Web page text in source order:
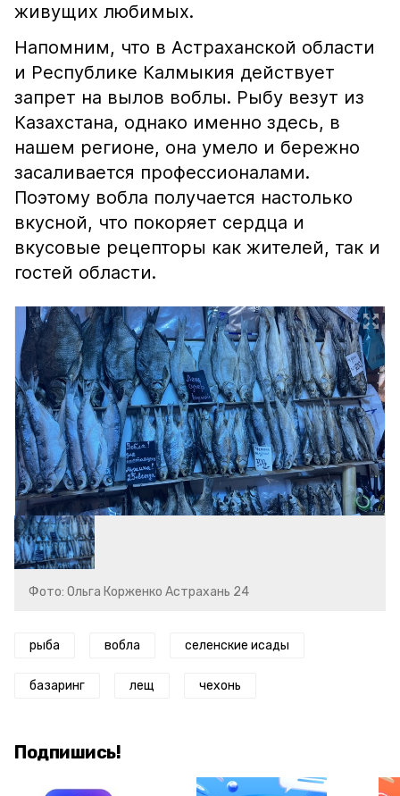
живущих любимых.
Напомним, что в Астраханской области
и Республике Калмыкия действует
запрет на вылов воблы. Рыбу везут из
Казахстана, однако именно здесь, в
нашем регионе, она умело и бережно
засаливается профессионалами.
Поэтому вобла получается настолько
вкусной, что покоряет сердца и
вкусовые рецепторы как жителей, так и
гостей области.
Фото: Ольга Корженко Астрахань 24
рыба вобла селенские исады
базаринг лещ чехонь
Подпишись!